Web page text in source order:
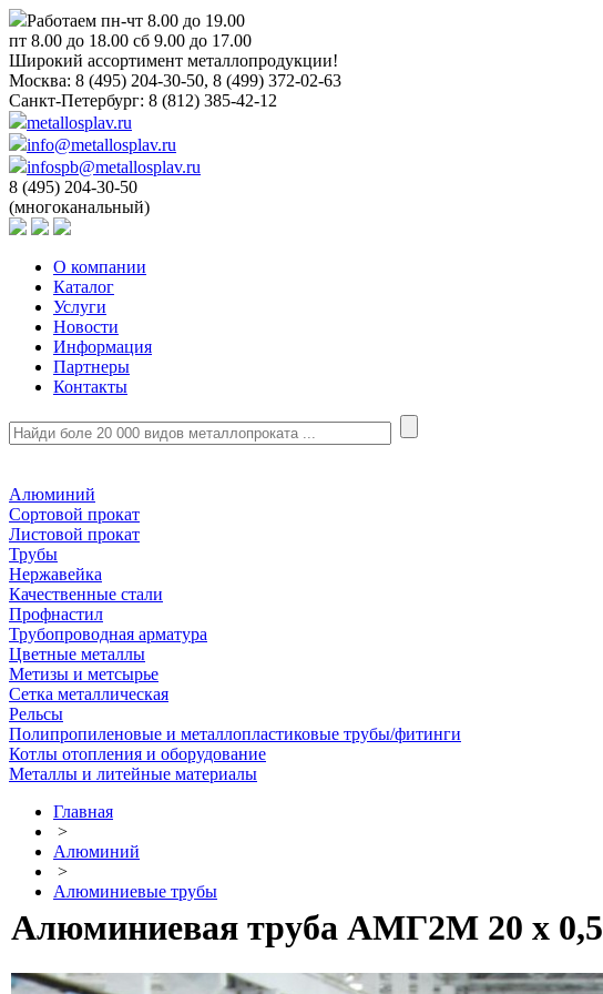
Работаем пн-чт 8.00 до 19.00
пт 8.00 до 18.00 сб 9.00 до 17.00
Широкий ассортимент металлопродукции!
Москва: 8 (495) 204-30-50, 8 (499) 372-02-63
Санкт-Петербург: 8 (812) 385-42-12
metallosplav.ru
info@metallosplav.ru
infospb@metallosplav.ru
8 (495) 204-30-50
(многоканальный)
О компании
Каталог
Услуги
Новости
Информация
Партнеры
Контакты
Алюминий
Сортовой прокат
Листовой прокат
Трубы
Нержавейка
Качественные стали
Профнастил
Трубопроводная арматура
Цветные металлы
Метизы и метсырье
Сетка металлическая
Рельсы
Полипропиленовые и металлопластиковые трубы/фитинги
Котлы отопления и оборудование
Металлы и литейные материалы
Главная
>
Алюминий
>
Алюминиевые трубы
Алюминиевая труба АМГ2М 20 х 0,5